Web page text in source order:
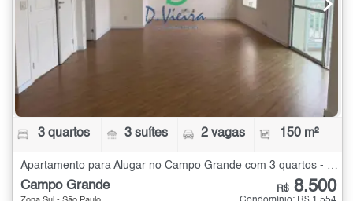
3 quartos 3 suítes 2 vagas 150 m²
Apartamento para Alugar no Campo Grande com 3 quartos - 150 m²
Campo Grande R$ 8.500